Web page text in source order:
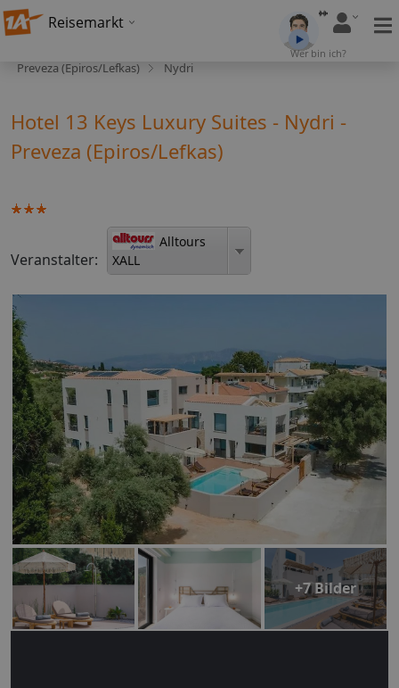
Reisemarkt
Wer bin ich?
Preveza (Epiros/Lefkas) Nydri
Hotel 13 Keys Luxury Suites - Nydri -
Preveza (Epiros/Lefkas)
Veranstalter:
Alltours
XALL
+7 Bilder